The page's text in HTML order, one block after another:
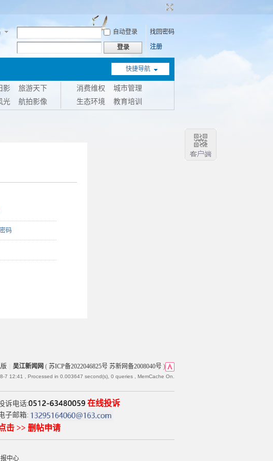
自动登录 找回密码
登录 注册
快捷导航
影
旅游天下
光
航拍影像
消费维权
城市管理
生态环境
教育培训
码
吴江新闻网 ( 苏ICP备2022046825号 苏新网备2008040号 )
7 12:41 , Processed in 0.003647 second(s), 0 queries , MemCache On.
诉电话: 在线投诉
子邮箱:
击 >> 删帖申请
中心